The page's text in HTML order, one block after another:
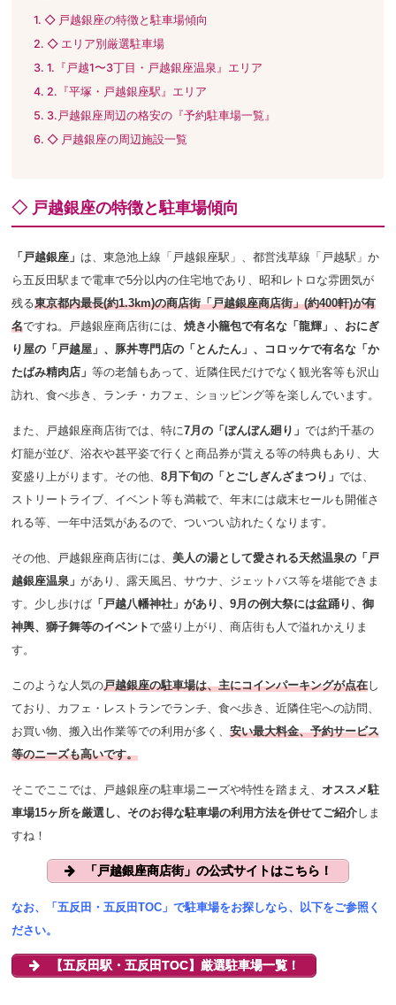
◇ 戸越銀座の特徴と駐車場傾向
◇ エリア別厳選駐車場
1.『戸越1〜3丁目・戸越銀座温泉』エリア
2.『平塚・戸越銀座駅』エリア
3.戸越銀座周辺の格安の『予約駐車場一覧』
◇ 戸越銀座の周辺施設一覧
◇ 戸越銀座の特徴と駐車場傾向
「戸越銀座」 は、東急池上線「戸越銀座駅」、都営浅草線「戸越駅」か
ら五反田駅まで電車で5分以内の住宅地であり
、昭和レトロな雰囲気が
残る東京都内最長(約1.3km)の商店街「戸越銀座商店街」(約400軒)が有
名ですね。戸越銀座商店街には、焼き小籠包で有名な「龍輝」、おにぎ
り屋の「戸越屋」、豚丼専門店の「とんたん」、コロッケで有名な「か
たばみ精肉店」等の老舗もあって、近隣住民だけでなく観光客等も沢山
訪れ、食べ歩き、ランチ・カフェ、ショッピング等を楽しんでいます。
また、戸越銀座商店街では、特に7月の「ぼんぼん廻り」では約千基の
灯籠が並び、浴衣や甚平姿で行くと商品券が貰える等の特典もあり、大
変盛り上がります。その他、8月下旬の「とごしぎんざまつり」では、
ストリートライブ、イベント等も満載で、年末には歳末セールも開催さ
れる等、一年中活気があるので、ついつい訪れたくなります。
その他、戸越銀座商店街には、美人の湯として愛される天然温泉の「戸
越銀座温泉」があり、露天風呂、サウナ、ジェットバス等を堪能できま
す。少し歩けば 「戸越八幡神社」があり、9月の例大祭には盆踊り、御
神輿、獅子舞等のイベントで盛り上がり、商店街も人で溢れかえりま
す。
このような人気の戸越銀座の駐車場は、主にコインパーキングが点在し
ており、カフェ・レストランでランチ、食べ歩き、近隣住宅への訪問、
お買い物、搬入出作業等での利用が多く、安い最大料金、予約サービス
等のニーズも高いです。
そこでここでは、戸越銀座の駐車場ニーズや特性を踏まえ、オススメ駐
車場15ヶ所を厳選し、そのお得な駐車場の利用方法を併せてご紹介しま
すね！
「戸越銀座商店街」の公式サイトはこちら！
なお、「五反田・五反田TOC」で駐車場をお探しなら、以下をご参照く
ださい。
【五反田駅・五反田TOC】厳選駐車場一覧！